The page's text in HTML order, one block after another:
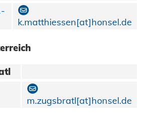
k.matthiessen[at]honsel.de
m.zugsbratl[at]honsel.de